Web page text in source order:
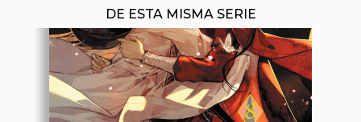
DE ESTA MISMA SERIE